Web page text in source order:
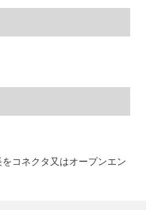
コネクタ又はオープンエン